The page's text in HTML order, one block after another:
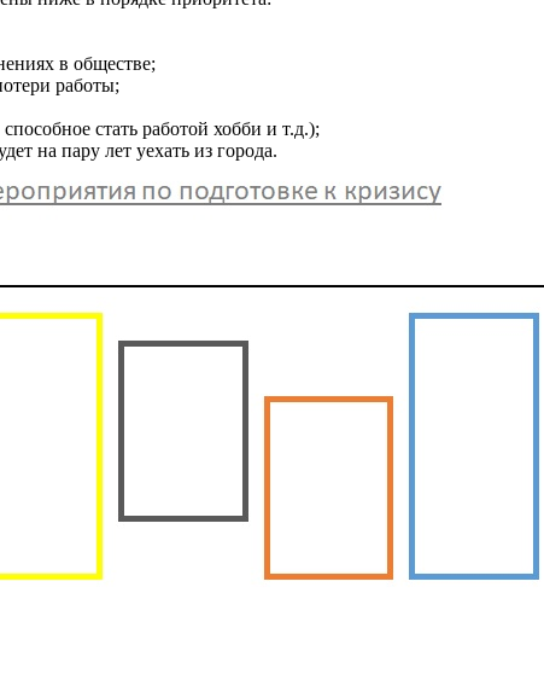
в обществе;
работы;
стать работой хобби и т.д.);
на пару лет уехать из города.